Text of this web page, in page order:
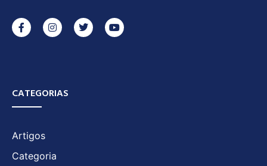
CATEGORIAS
Artigos
Categoria